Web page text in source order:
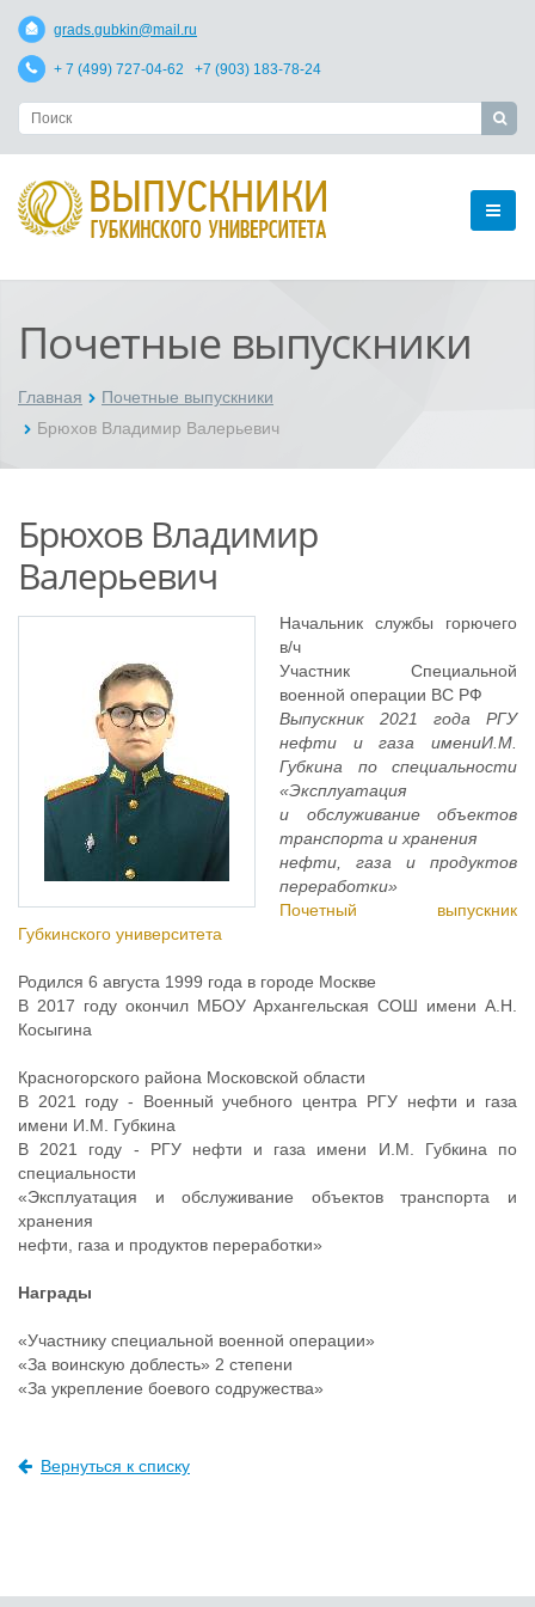
grads.gubkin@mail.ru
+ 7 (499) 727-04-62 +7 (903) 183-78-24
Почетные выпускники
Главная
Почетные выпускники
Брюхов Владимир Валерьевич
Брюхов Владимир
Валерьевич
Начальник службы горючего
в/ч
Участник Специальной
военной операции ВС РФ
Выпускник 2021 года РГУ
нефти и газа имениИ.М.
Губкина по специальности
«Эксплуатация
и обслуживание объектов
транспорта и хранения
нефти, газа и продуктов
переработки»
Почетный выпускник
Губкинского университета
Родился 6 августа 1999 года в городе Москве
В 2017 году окончил МБОУ Архангельская СОШ имени А.Н.
Косыгина
Красногорского района Московской области
В 2021 году - Военный учебного центра РГУ нефти и газа
имени И.М. Губкина
В 2021 году - РГУ нефти и газа имени И.М. Губкина по
специальности
«Эксплуатация и обслуживание объектов транспорта и
хранения
нефти, газа и продуктов переработки»
Награды
«Участнику специальной военной операции»
«За воинскую доблесть» 2 степени
«За укрепление боевого содружества»
Вернуться к списку